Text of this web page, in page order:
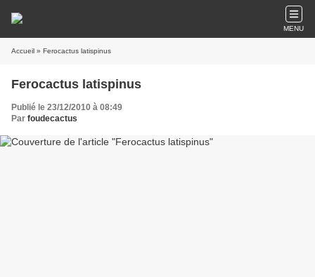
MENU
Accueil » Ferocactus latispinus
Ferocactus latispinus
Publié le 23/12/2010 à 08:49
Par foudecactus